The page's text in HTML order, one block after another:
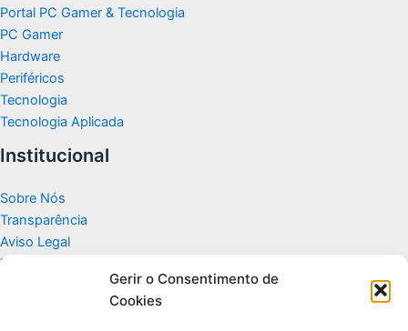
Gerir o Consentimento de
Cookies
Portal PC Gamer & Tecnologia
PC Gamer
Hardware
Periféricos
Tecnologia
Tecnologia Aplicada
Institucional
Sobre Nós
Transparência
Aviso Legal
Termos de Uso
Politicas de Privacidade e Cookies